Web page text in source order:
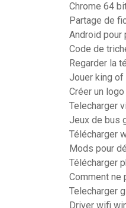
Chrome 64
Partage de
Android
Code de
Regarder la
Jouer king of
Créer un
Telecharger
Jeux de bus
Télécharger
Mods pour
Télécharger
Comment ne
Telecharger
Driver wifi